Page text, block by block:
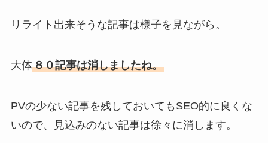
リライト出来そうな記事は様子を見ながら。
大体８０記事は消しましたね。
PVの少ない記事を残しておいても SEO的に良くな
いので、見込みのない記事は徐々に消します。